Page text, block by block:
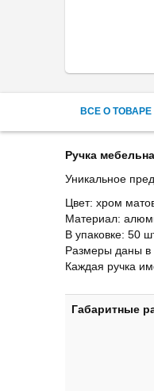
ВСЕ О ТОВАРЕ
Ручка
Уникальное
Цвет: хром
Материал:
В упаковке: 50
Размеры даны в
Каждая ручка
Габаритные